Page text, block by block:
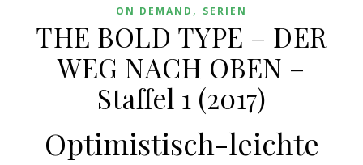
ON DEMAND , SERIEN
THE BOLD TYPE – DER
WEG NACH OBEN –
Staffel 1 (2017)
Optimistisch-leichte